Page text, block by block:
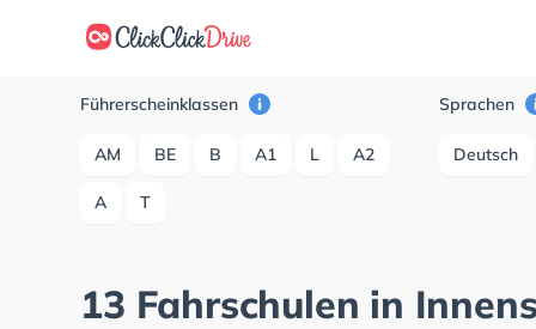
Führerscheinklassen
AM BE B A1 L A2
A T
Sprachen
Deutsch
13 Fahrschulen in